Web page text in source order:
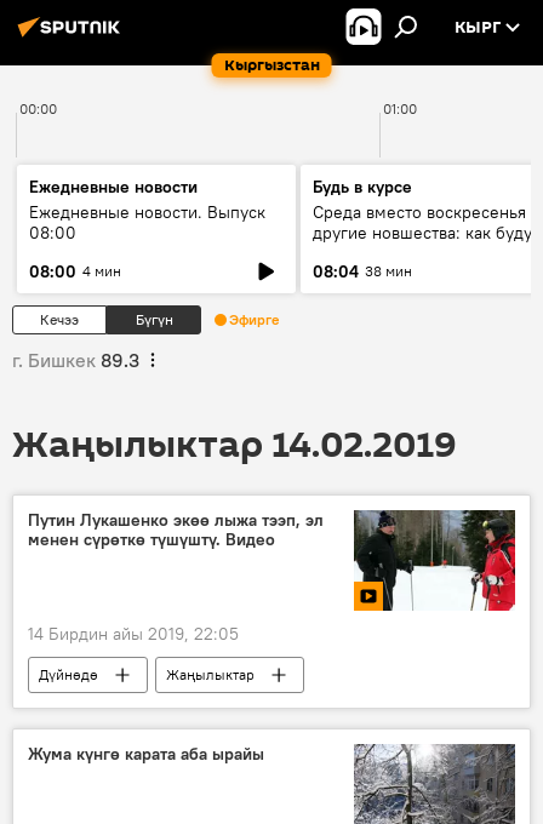
Кыргызстан
КЫРГ
00:00 01:00
Ежедневные новости
Ежедневные новости. Выпуск
08:00
08:00 4 мин
Будь в курсе
Среда вместо воскресенья и
другие новшества: как будут
08:04 38 мин
Кечээ Бүгүн Эфирге
г. Бишкек 89.3
Жаңылыктар 14.02.2019
Путин Лукашенко экөө лыжа тээп, эл
менен сүрөткө түшүштү. Видео
14 Бирдин айы 2019, 22:05
Дүйнөдө
Жаңылыктар
Мультимедиа
Видео
Владимир Путин
лыжа Россия
Жума күнгө карата аба ырайы